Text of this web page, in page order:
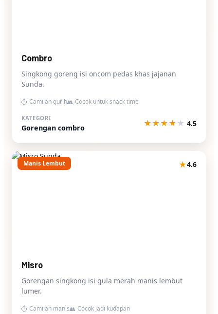
Combro
Singkong goreng isi oncom pedas khas jajanan
Sunda.
⏱ Camilan gurih👥 Cocok untuk snack time
KATEGORI
Gorengan combro ★★★★★ 4.5
Manis Lembut ★4.6
Misro
Gorengan singkong isi gula merah manis lembut
lumer.
⏱ Camilan manis👥 Cocok jadi kudapan